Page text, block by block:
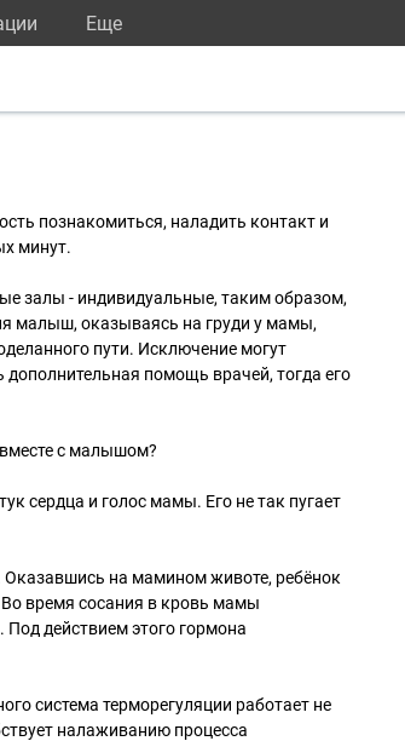
Eще
познакомиться, наладить контакт и
минут.
залы - индивидуальные, таким образом,
малыш, оказываясь на груди у мамы,
пути. Исключение могут
помощь врачей, тогда его
с малышом?
сердца и голос мамы. Его не так пугает
на мамином животе, ребёнок
Во время сосания в кровь мамы
действием этого гормона
система терморегуляции работает не
налаживанию процесса